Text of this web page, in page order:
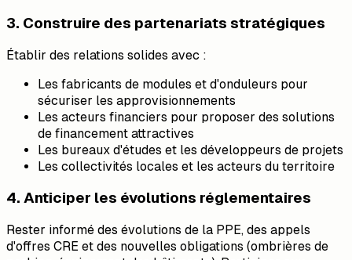
3. Construire des partenariats stratégiques
Établir des relations solides avec :
Les fabricants de modules et d'onduleurs pour
sécuriser les approvisionnements
Les acteurs financiers pour proposer des solutions
de financement attractives
Les bureaux d'études et les développeurs de projets
Les collectivités locales et les acteurs du territoire
4. Anticiper les évolutions réglementaires
Rester informé des évolutions de la PPE, des appels
d'offres CRE et des nouvelles obligations (ombrières de